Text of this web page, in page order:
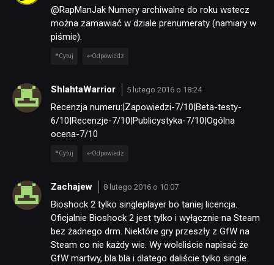
@RapManJak Numery archiwalne do roku wstecz
można zamawiać w dziale prenumeraty (namiary w
piśmie).
Cytuj Odpowiedz
ShlahtaWarrior 5 lutego 2016 o 18:24
Recenzja numeru:|Zapowiedzi-7/10|Beta-testy-
6/10|Recenzje-7/10|Publicystyka-7/10|Ogólna
ocena-7/10
Cytuj Odpowiedz
Zachajew 8 lutego 2016 o 10:07
Bioshock 2 tylko singleplayer bo taniej licencja.
Oficjalnie Bioshock 2 jest tylko i wyłącznie na Steam
bez żadnego drm. Niektóre gry przeszły z GfW na
Steam co nie każdy wie. Wy woleliście napisać że
GfW martwy, bla bla i dlatego daliście tylko single.